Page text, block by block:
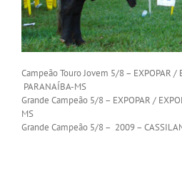
Campeão Touro Jovem 5/8 – EXPOPAR /
PARANAÍBA-MS
Grande Campeão 5/8 – EXPOPAR /
MS
Grande Campeão 5/8 – 2009 –